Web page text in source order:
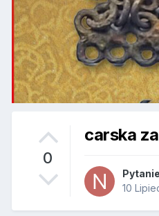
0
carska
10